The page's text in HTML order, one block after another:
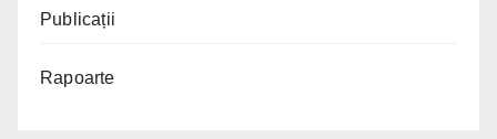
Publicații
Rapoarte